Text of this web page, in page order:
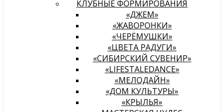
КЛУБНЫЕ ФОРМИРОВАНИЯ
«ДЖЕМ»
«ЖАВОРОНКИ»
«ЧЕРЁМУШКИ»
«ЦВЕТА РАДУГИ»
«СИБИРСКИЙ СУВЕНИР»
«LIFESTALEDANCE»
«МЕЛОДАЙН»
«ДОМ КУЛЬТУРЫ»
«КРЫЛЬЯ»